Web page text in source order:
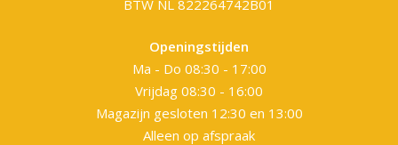
BTW NL 822264742B01
Openingstijden
Ma - Do 08:30 - 17:00
Vrijdag 08:30 - 16:00
Magazijn gesloten 12:30 en 13:00
Alleen op afspraak